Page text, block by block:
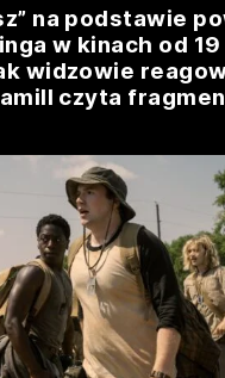
na podstawie
w kinach od 19
widzowie
czyta